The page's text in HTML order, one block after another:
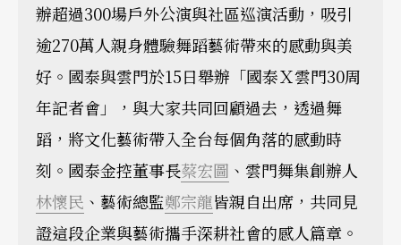
辦超過300場戶外公演與社區巡演活動，吸引
逾270萬人親身體驗舞蹈藝術帶來的感動與美
好。國泰與雲門於15日舉辦「國泰Ｘ雲門30周
年記者會」，與大家共同回顧過去，透過舞
蹈，將文化藝術帶入全台每個角落的感動時
刻。國泰金控董事長蔡宏圖 、雲門舞集創辦人
林懷民 、藝術總監鄭宗龍皆親自出席，共同見
證這段企業與藝術攜手深耕社會的感人篇章。